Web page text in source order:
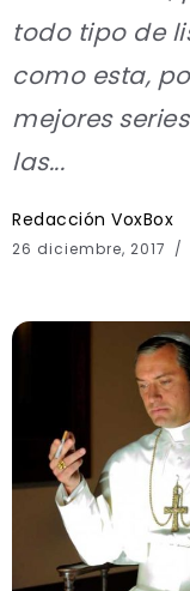
todo tipo de
como esta,
mejores
las...
Redacción VoxBox
26 diciembre, 2017